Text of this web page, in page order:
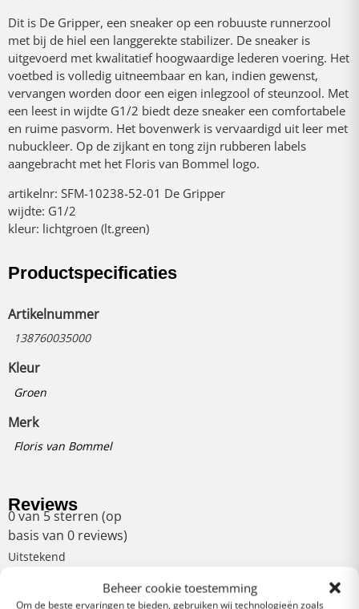
Beheer cookie toestemming
Om de beste ervaringen te bieden, gebruiken wij technologieën zoals
Dit is De Gripper, een sneaker op een robuuste runnerzool
met bij de hiel een langgerekte stabilizer. De sneaker is
uitgevoerd met kwalitatief hoogwaardige lederen voering. Het
voetbed is volledig uitneembaar en kan, indien gewenst,
vervangen worden door een eigen inlegzool of steunzool. Met
een leest in wijdte G1/2 biedt deze sneaker een comfortabele
en ruime pasvorm. Het bovenwerk is vervaardigd uit leer met
nubuckleer. Op de zijkant en tong zijn rubberen labels
aangebracht met het Floris van Bommel logo.
artikelnr: SFM-10238-52-01 De Gripper
wijdte: G1/2
kleur: lichtgroen (lt.green)
Productspecificaties
Artikelnummer
138760035000
Kleur
Groen
Merk
Floris van Bommel
Reviews
0 van 5 sterren (op
basis van 0 reviews)
Uitstekend